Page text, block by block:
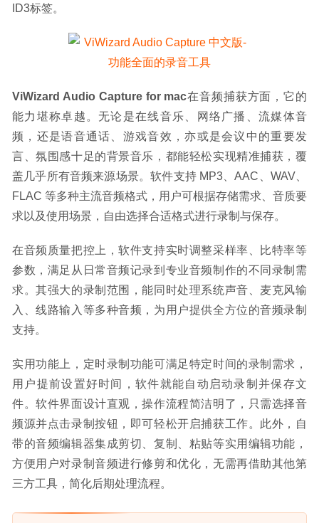
ID3标签。
ViWizard Audio Capture for mac在音频捕获方面，它的
能力堪称卓越。无论是在线音乐、网络广播、流媒体音
频，还是语音通话、游戏音效，亦或是会议中的重要发
言、氛围感十足的背景音乐，都能轻松实现精准捕获，覆
盖几乎所有音频来源场景。软件支持 MP3、AAC、WAV、
FLAC 等多种主流音频格式，用户可根据存储需求、音质要
求以及使用场景，自由选择合适格式进行录制与保存。​
在音频质量把控上，软件支持实时调整采样率、比特率等
参数，满足从日常音频记录到专业音频制作的不同录制需
求。其强大的录制范围，能同时处理系统声音、麦克风输
入、线路输入等多种音频，为用户提供全方位的音频录制
支持。​
实用功能上，定时录制功能可满足特定时间的录制需求，
用户提前设置好时间，软件就能自动启动录制并保存文
件。软件界面设计直观，操作流程简洁明了，只需选择音
频源并点击录制按钮，即可轻松开启捕获工作。此外，自
带的音频编辑器集成剪切、复制、粘贴等实用编辑功能，
方便用户对录制音频进行修剪和优化，无需再借助其他第
三方工具，简化后期处理流程。